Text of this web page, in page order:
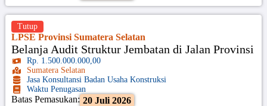
LPSE Provinsi Sumatera Selatan
Belanja Audit Struktur Jembatan di Jalan Provinsi
Rp. 1.500.000.000,00
Sumatera Selatan
Jasa Konsultansi Badan Usaha Konstruksi
Waktu Penugasan
Batas Pemasukan: 20 Juli 2026
Tutup